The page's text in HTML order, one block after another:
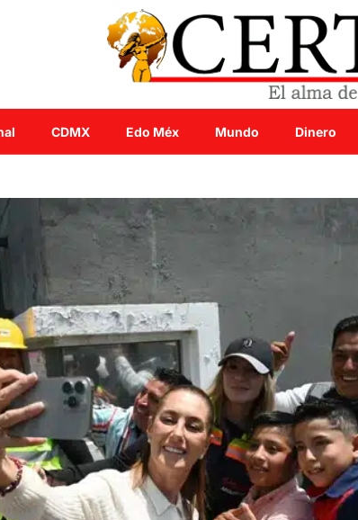
CDMX Edo Méx Mundo Dinero